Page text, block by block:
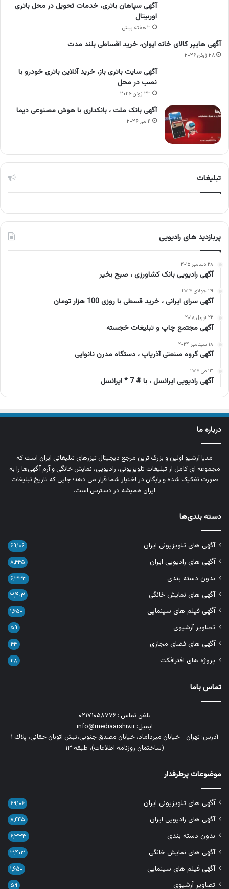
آگهی سپاهان باتری، خدمات تحویل در محل باتری
اوربیتال
۳ هفته پیش
آگهی هایپر کالای خانه ایوان، خرید اقساطی بلند مدت
۲۸ ژوئن ۲۰۲۶
آگهی سایت باتری باز، خرید آنلاین باتری خودرو با
نصب در محل
۲۳ ژوئن ۲۰۲۶
آگهی بانک ملت ، بانکداری با هوش مصنوعی دیما
۱۱ می ۲۰۲۶
تبلیغات
پربازدید های رادیویی
۲۸ دسامبر ۲۰۱۵
آگهی رادیویی بانک کشاورزی ، صبح بخیر
۲۹ جولای ۲۰۲۵
آگهی سرای ایرانی ، خرید قسطی با روزی 100 هزار تومان
۲۲ آوریل ۲۰۱۸
آگهی مجتمع چاپ و تبلیغات خجسته
۱۸ سپتامبر ۲۰۲۴
آگهی گروه صنعتی آذریاپ ، دستگاه مدرن نانوایی
۱۳ می ۲۰۱۵
آگهی رادیویی ایرانسل ، با # 7 * ایرانسل
درباره ما
مدیا آرشیو اولین و بزرگ‌ ترین مرجع دیجیتال تیزرهای تبلیغاتی ایران است که
مجموعه‌ ای کامل از تبلیغات تلویزیونی، رادیویی، نمایش خانگی و آرم‌ آگهی‌ها را به‌
صورت تفکیک‌ شده و رایگان در اختیار شما قرار می‌ دهد؛ جایی که تاریخ تبلیغات
ایران همیشه در دسترس است.
دسته بندی‌ها
آگهی های تلویزیونی ایران ۶۹,۱۰۶
آگهی های رادیویی ایران ۸,۴۴۵
بدون دسته بندی ۶,۳۳۳
آگهی های نمایش خانگی ۳,۴۰۳
آگهی فیلم های سینمایی ۱,۶۵۰
تصاویر آرشیوی ۵۹
آگهی های فضای مجازی ۴۴
پروژه های افترافکت ۲۸
تماس باما
تلفن تماس : ۰۲۱۷۱۰۵۸۷۷۶
ایمیل: info@mediaarshiv.ir
آدرس: تهران - خیابان میرداماد، خیابان مصدق جنوبی،نبش اتوبان حقانی، پلاك ١
(ساختمان روزنامه اطلاعات)، طبقه ۱۳
موضوعات پرطرفدار
آگهی های تلویزیونی ایران ۶۹,۱۰۶
آگهی های رادیویی ایران ۸,۴۴۵
بدون دسته بندی ۶,۳۳۳
آگهی های نمایش خانگی ۳,۴۰۳
آگهی فیلم های سینمایی ۱,۶۵۰
تصاویر آرشیوی ۵۹